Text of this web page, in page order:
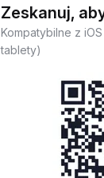
Zeskanuj,
Kompatybilne z
tablety)